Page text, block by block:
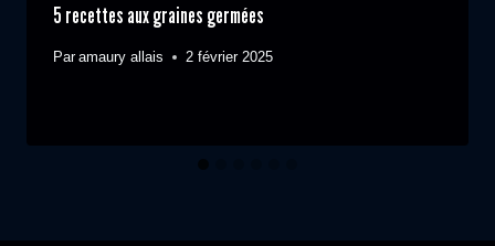
5 recettes aux graines germées
Par amaury allais 2 février 2025